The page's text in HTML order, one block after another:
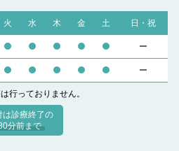
火 水 木 金 土 日・祝
行っておりません。
は診療終了の
分前まで